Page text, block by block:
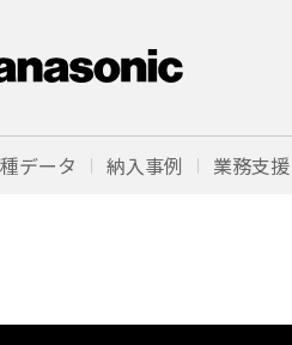
データ 納入事例 業務支援